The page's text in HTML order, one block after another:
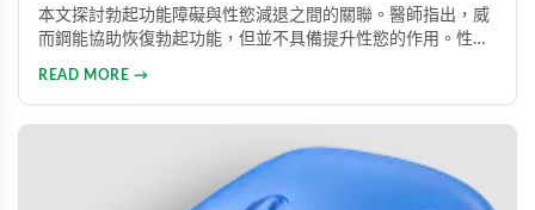
本文探討勃起功能障礙與性慾減退之間的關聯。醫師指出，威
而鋼能協助恢復勃起功能，但並不具備提升性慾的作用。性慾
READ MORE →